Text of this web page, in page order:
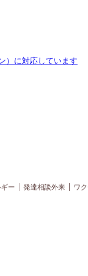
）に対応しています
ー 発達相談外来 ワ